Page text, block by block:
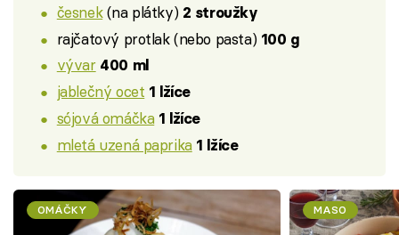
česnek(na plátky) 2 stroužky
rajčatový protlak (nebo pasta) 100 g
vývar 400 ml
jablečný ocet 1 lžíce
sójová omáčka 1 lžíce
mletá uzená paprika 1 lžíce
OMÁČKY MASO